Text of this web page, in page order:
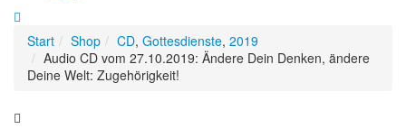
Start Shop CD, Gottesdienste, 2019
Audio CD vom 27.10.2019: Ändere Dein Denken, ändere
Deine Welt: Zugehörigkeit!